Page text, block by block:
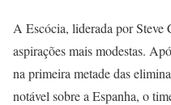
A Escócia, liderada por Steve
aspirações mais modestas.
na primeira metade das
notável sobre a Espanha, o